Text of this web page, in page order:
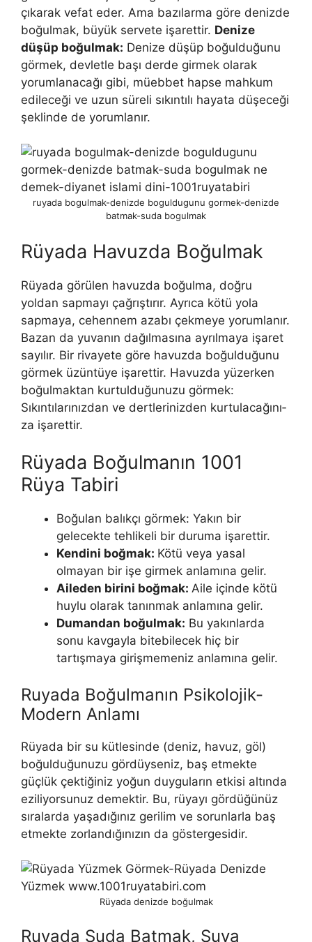
çıkarak vefat eder. Ama bazılarma göre denizde
boğulmak, büyük servete işarettir. Denize
düşüp boğulmak: Denize düşüp boğulduğunu
görmek, devletle başı derde girmek olarak
yorumlanacağı gibi, müebbet hapse mahkum
edileceği ve uzun süreli sıkıntılı hayata düşeceği
şeklinde de yorumlanır.
ruyada bogulmak-denizde boguldugunu gormek-denizde
batmak-suda bogulmak
Rüyada Havuzda Boğulmak
Rüyada görülen havuzda boğulma, doğru
yoldan sapmayı çağrıştırır. Ayrıca kötü yola
sapmaya, cehennem azabı çekmeye yorum­lanır.
Bazan da yuvanın dağılmasına ayrılmaya işaret
sayılır. Bir rivayete göre havuzda boğul­duğunu
görmek üzüntüye işarettir. Havuzda yüzerken
boğulmaktan kurtulduğunuzu görmek:
Sıkıntılarınızdan ve dertlerinizden kurtulacağını­
za işarettir.
Rüyada Boğulmanın 1001
Rüya Tabiri
Boğulan balıkçı görmek: Yakın bir
gelecekte tehlikeli bir duruma işarettir.
Kendini boğmak: Kötü veya yasal
olmayan bir işe girmek anlamına gelir.
Aileden birini boğmak: Aile içinde kötü
huylu olarak tanınmak anlamına gelir.
Dumandan boğulmak: Bu yakınlarda
sonu kavgayla bitebilecek hiç bir
tartışmaya gi­rişmemeniz anlamına gelir.
Ruyada Boğulmanın Psikolojik-
Modern Anlamı
Rüyada bir su kütlesinde (deniz, havuz, göl)
boğuldu­ğunuzu gördüyseniz, baş etmekte
güçlük çektiğiniz yoğun duy­guların etkisi altında
eziliyorsunuz demektir. Bu, rüyayı gördüğü­nüz
sıralarda yaşadığınız gerilim ve sorunlarla baş
etmekte zor­landığınızın da göstergesidir.
Rüyada denizde boğulmak
Ruyada Suda Batmak, Suya